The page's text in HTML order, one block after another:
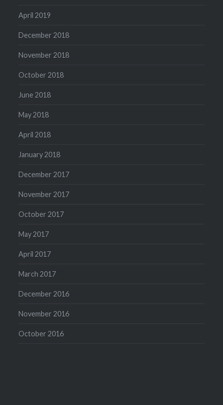
April 2019
December 2018
November 2018
October 2018
June 2018
May 2018
April 2018
January 2018
December 2017
November 2017
October 2017
May 2017
April 2017
March 2017
December 2016
November 2016
October 2016